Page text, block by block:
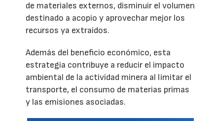
de materiales externos, disminuir el volumen
destinado a acopio y aprovechar mejor los
recursos ya extraídos.
Además del beneficio económico, esta
estrategia contribuye a reducir el impacto
ambiental de la actividad minera al limitar el
transporte, el consumo de materias primas
y las emisiones asociadas.